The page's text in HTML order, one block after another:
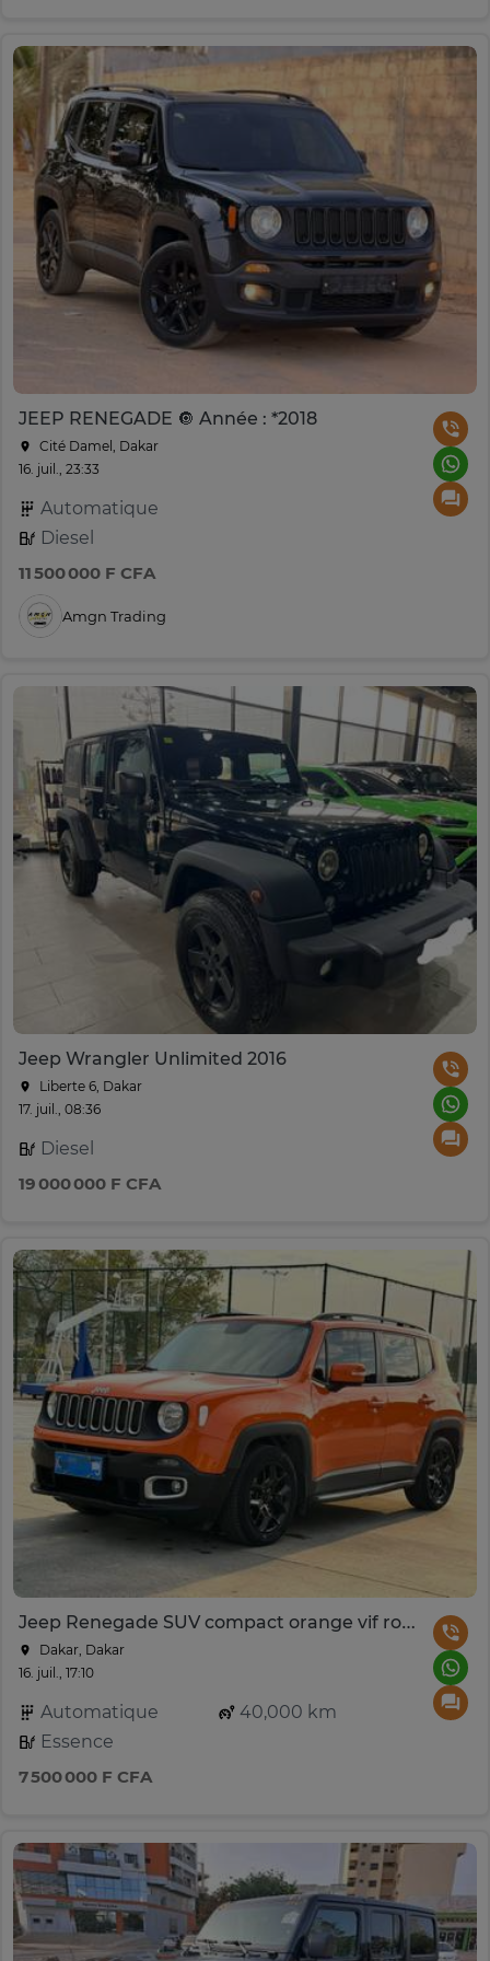
JEEP RENEGADE 🔘 Année : *2018
Cité Damel, Dakar
16. juil., 23:33
Automatique
Diesel
11 500 000 F CFA
Amgn Trading
Jeep Wrangler Unlimited 2016
Liberte 6, Dakar
17. juil., 08:36
Diesel
19 000 000 F CFA
Jeep Renegade SUV compact orange vif robuste
Dakar, Dakar
16. juil., 17:10
Automatique
40,000 km
Essence
7 500 000 F CFA